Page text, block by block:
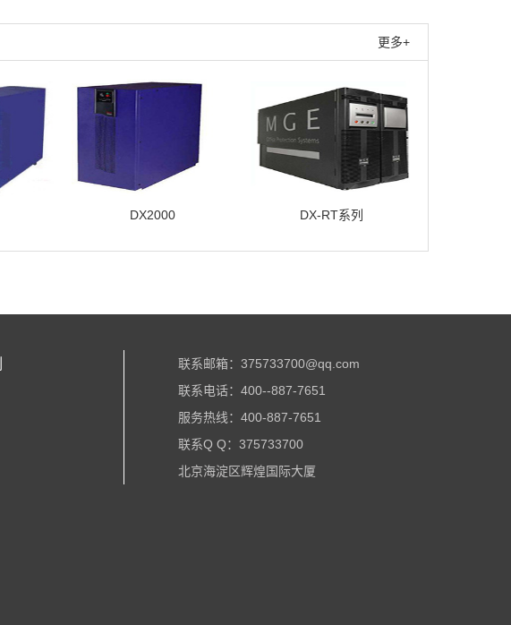
更多+
DX2000 DX-RT系列
联系邮箱：375733700@qq.com
联系电话： 400--887-7651
服务热线：400-887-7651
联系Q Q：375733700
北京海淀区辉煌国际大厦